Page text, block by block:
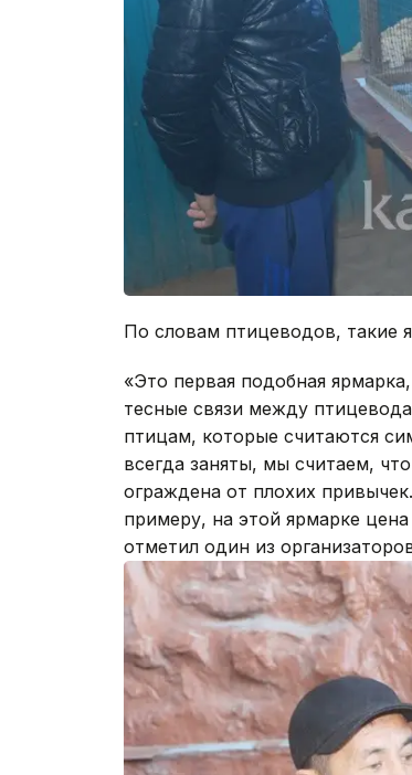
По словам птицеводов, такие
«Это первая подобная
тесные связи между
птицам, которые считаются
всегда заняты, мы считаем,
ограждена от плохих
примеру, на этой ярмарке
отметил один из